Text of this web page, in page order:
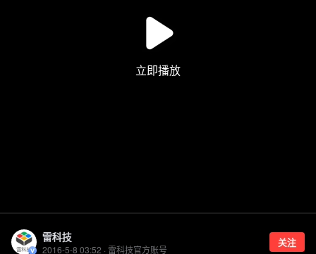
雷科技
2016-5-8 03:52 · 雷科技官方账号
关注